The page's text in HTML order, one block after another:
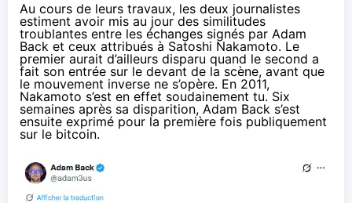
Au cours de leurs travaux, les deux journalistes
estiment avoir mis au jour des similitudes
troublantes entre les échanges signés par Adam
Back et ceux attribués à Satoshi Nakamoto. Le
premier aurait d’ailleurs disparu quand le second a
fait son entrée sur le devant de la scène, avant que
le mouvement inverse ne s’opère. En 2011,
Nakamoto s’est en effet soudainement tu. Six
semaines après sa disparition, Adam Back s’est
ensuite exprimé pour la première fois publiquement
sur le bitcoin.